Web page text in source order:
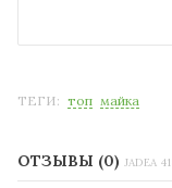
ТЕГИ: топ майка
ОТЗЫВЫ (0) JADEA